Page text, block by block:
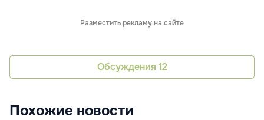
Разместить рекламу на сайте
Обсуждения 12
Похожие новости